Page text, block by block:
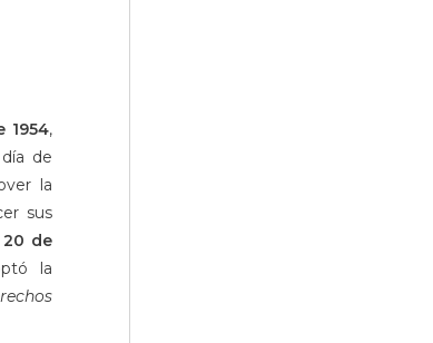
1954,
de
la
sus
20 de
la